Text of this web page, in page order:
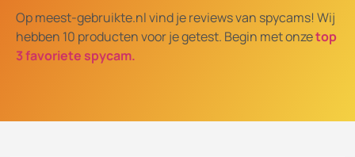
Op meest-gebruikte.nl vind je reviews van spycams! Wij
hebben 10 producten voor je getest. Begin met onzetop
3 favoriete spycam.